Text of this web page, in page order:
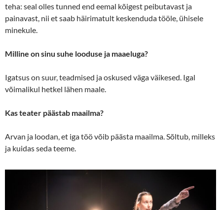
teha: seal olles tunned end eemal kõigest peibutavast ja
painavast, nii et saab häirimatult keskenduda tööle, ühisele
minekule.
Milline on sinu suhe looduse ja maaeluga?
Igatsus on suur, teadmised ja oskused väga väikesed. Igal
võimalikul hetkel lähen maale.
Kas teater päästab maailma?
Arvan ja loodan, et iga töö võib päästa maailma. Sõltub, milleks
ja kuidas seda teeme.